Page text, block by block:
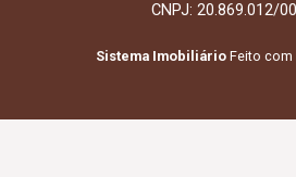
CNPJ: 20.869.012/
Sistema Imobiliário Feito com